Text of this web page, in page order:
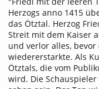
Herzogs anno 1415
das Ötztal. Herzog
Streit mit dem Kaiser
und verlor alles,
wiedererstarkte. Als
Ötztals, die vom
wird. Die